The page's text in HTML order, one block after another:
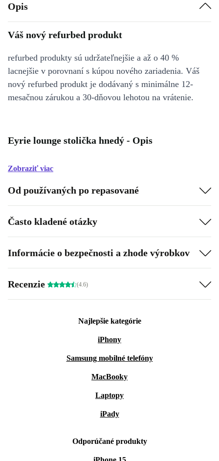
Opis
Váš nový refurbed produkt
refurbed produkty sú udržateľnejšie a až o 40 %
lacnejšie v porovnaní s kúpou nového zariadenia. Váš
nový refurbed produkt je dodávaný s minimálne 12-
mesačnou zárukou a 30-dňovou lehotou na vrátenie.
Eyrie lounge stolička hnedý - Opis
Zobraziť viac
Od používaných po repasované
Často kladené otázky
Informácie o bezpečnosti a zhode výrobkov
Recenzie (4.6)
Najlepšie kategórie
iPhony
Samsung mobilné telefóny
MacBooky
Laptopy
iPady
Odporúčané produkty